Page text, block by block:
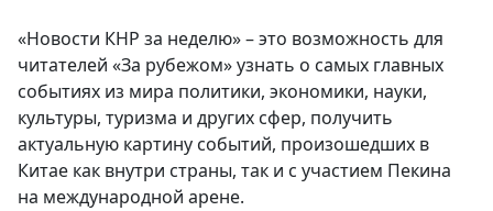
«Новости КНР за неделю» – это возможность для
читателей «За рубежом» узнать о самых главных
событиях из мира политики, экономики, науки,
культуры, туризма и других сфер, получить
актуальную картину событий, произошедших в
Китае как внутри страны, так и с участием Пекина
на международной арене.